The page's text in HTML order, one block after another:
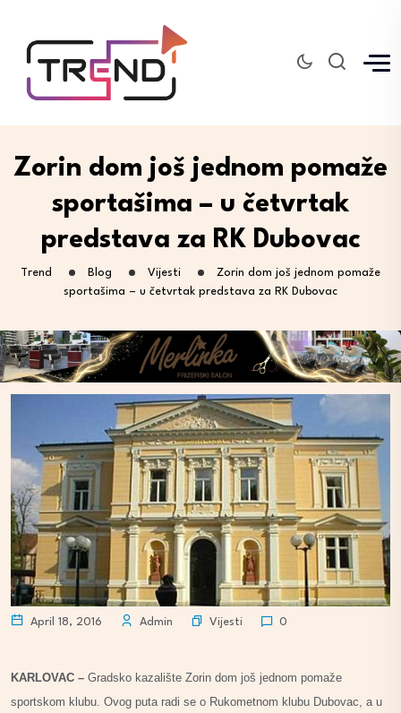
Zorin dom još jednom pomaže
sportašima – u četvrtak
predstava za RK Dubovac
Trend Blog Vijesti
Zorin dom još jednom pomaže
sportašima – u četvrtak predstava za RK Dubovac
April 18, 2016 Admin Vijesti 0
KARLOVAC – Gradsko kazalište Zorin dom još jednom pomaže
sportskom klubu. Ovog puta radi se o Rukometnom klubu Dubovac, a u